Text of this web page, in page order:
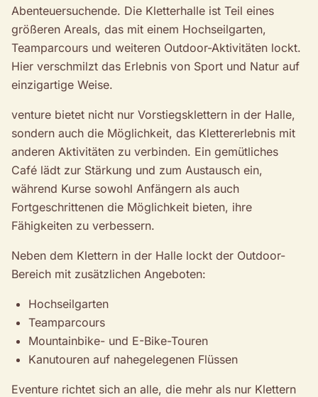
Abenteuersuchende. Die Kletterhalle ist Teil eines
größeren Areals, das mit einem Hochseilgarten,
Teamparcours und weiteren Outdoor-Aktivitäten lockt.
Hier verschmilzt das Erlebnis von Sport und Natur auf
einzigartige Weise.
venture bietet nicht nur Vorstiegsklettern in der Halle,
sondern auch die Möglichkeit, das Klettererlebnis mit
anderen Aktivitäten zu verbinden. Ein gemütliches
Café lädt zur Stärkung und zum Austausch ein,
während Kurse sowohl Anfängern als auch
Fortgeschrittenen die Möglichkeit bieten, ihre
Fähigkeiten zu verbessern.
Neben dem Klettern in der Halle lockt der Outdoor-
Bereich mit zusätzlichen Angeboten:
Hochseilgarten
Teamparcours
Mountainbike- und E-Bike-Touren
Kanutouren auf nahegelegenen Flüssen
Eventure richtet sich an alle, die mehr als nur Klettern